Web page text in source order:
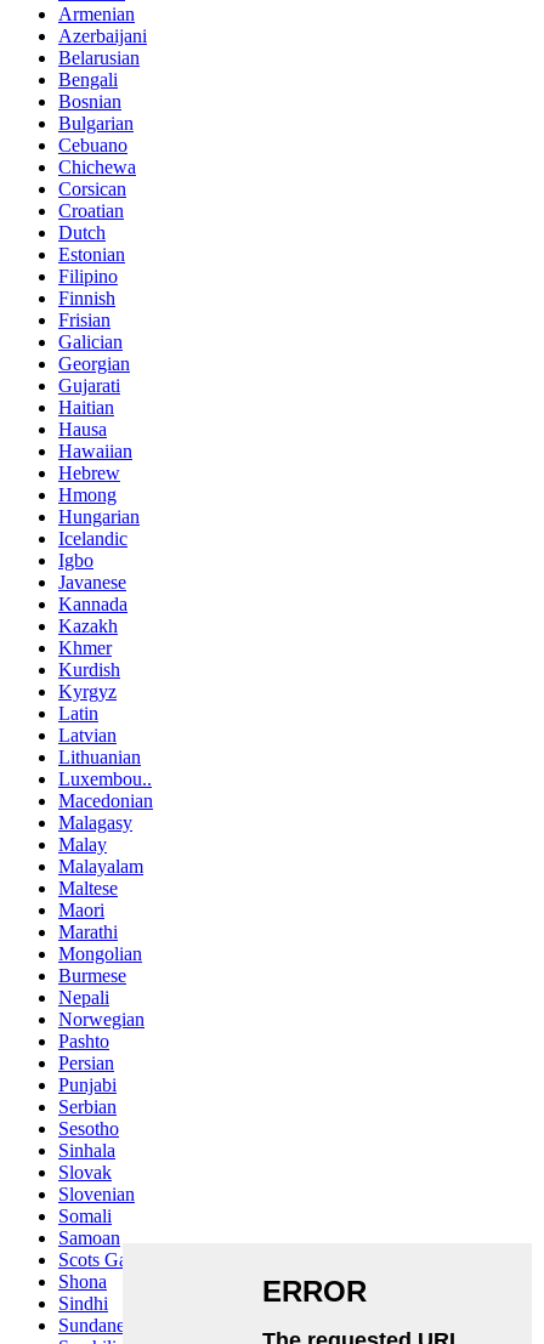
Armenian
Azerbaijani
Belarusian
Bengali
Bosnian
Bulgarian
Cebuano
Chichewa
Corsican
Croatian
Dutch
Estonian
Filipino
Finnish
Frisian
Galician
Georgian
Gujarati
Haitian
Hausa
Hawaiian
Hebrew
Hmong
Hungarian
Icelandic
Igbo
Javanese
Kannada
Kazakh
Khmer
Kurdish
Kyrgyz
Latin
Latvian
Lithuanian
Luxembou..
Macedonian
Malagasy
Malay
Malayalam
Maltese
Maori
Marathi
Mongolian
Burmese
Nepali
Norwegian
Pashto
Persian
Punjabi
Serbian
Sesotho
Sinhala
Slovak
Slovenian
Somali
Samoan
Scots Gaelic
Shona
Sindhi
Sundanese